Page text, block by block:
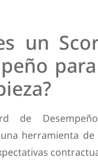
un
de
herramienta